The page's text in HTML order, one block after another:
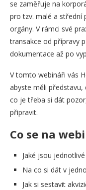
se zaměřuje na
pro tzv. malé a střední
orgány. V rámci své
transakce od přípravy
dokumentace až po
V tomto webináři vás
abyste měli
co je třeba si dát
připravit.
Co se na
Jaké jsou
Na co si dát v
Jak si sestavit